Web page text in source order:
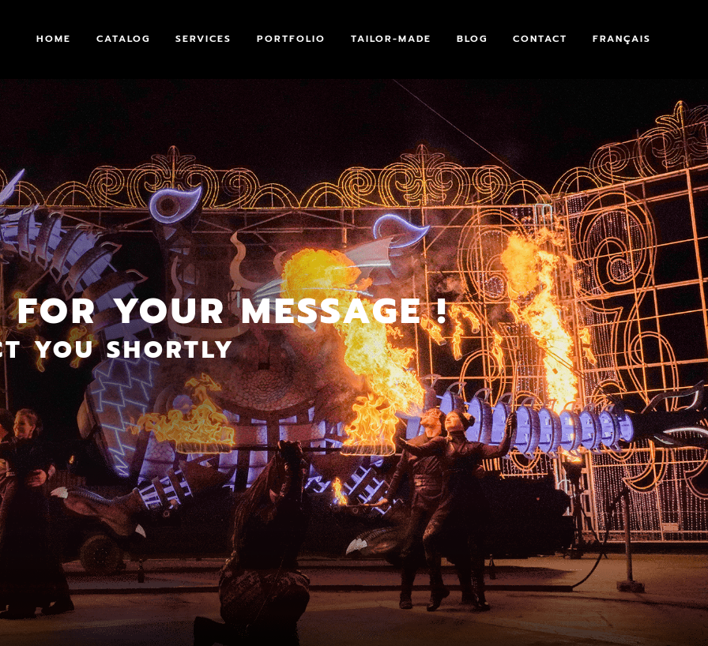
HOME CATALOG SERVICES PORTFOLIO TAILOR-MADE BLOG CONTACT FRANÇAIS
YOUR MESSAGE !
YOU SHORTLY